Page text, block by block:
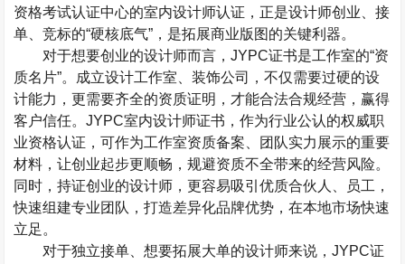
资格考试认证中心的室内设计师认证，正是设计师创业、接
单、竞标的“硬核底气” ，是拓展商业版图的关键利器。
对于想要创业的设计师而言，JYPC证书是工作室的“资
质名片”。成立设计工作室、装饰公司，不仅需要过硬的设
计能力，更需要齐全的资质证明，才能合法合规经营，赢得
客户信任。JYPC室内设计师证书，作为行业公认的权威职
业资格认证，可作为工作室资质备案、团队实力展示的重要
材料，让创业起步更顺畅，规避资质不全带来的经营风险。
同时，持证创业的设计师，更容易吸引优质合伙人、员工，
快速组建专业团队，打造差异化品牌优势，在本地市场快速
立足。
对于独立接单、想要拓展大单的设计师来说，JYPC证